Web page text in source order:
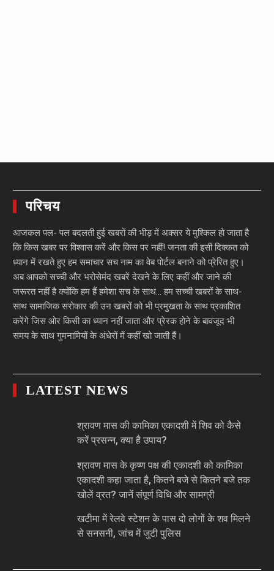
परिचय
आजकल पल- पल बदलती हुई खबरों की भीड़ में अक्सर ये मुश्किल हो जाता है
कि किस खबर पर विश्वास करें और किस पर नहीं! जनता की इसी दिक्कत को
ध्यान में रखते हुए हम समाचार सच नाम का वेब पोर्टल बनाने को प्रेरित हुए।
अब आपको सच्ची और भरोसेमंद खबरें देखने के लिए कहीं और जाने की
जरूरत नहीं है क्योंकि हम हैं हमेशा सच के साथ… हम सच्ची खबरों के साथ-
साथ सामाजिक सरोकार की उन खबरों को भी प्रमुखता के साथ प्रकाशित
करेंगे जिस ओर किसी का ध्यान नहीं जाता और प्रेरक होने के बावजूद भी
समय के साथ गुमनामियों के अंधेरों में कहीं खो जाती हैं।
LATEST NEWS
श्रावण मास की कामिका एकादशी में शिव को कैसे
करें प्रसन्न, क्या है उपाय?
श्रावण मास के कृष्ण पक्ष की एकादशी को कामिका
एकादशी कहा जाता है, कितने बजे से कितने बजे तक
खोलें व्रत? जानें संपूर्ण विधि और सामग्री
खटीमा में रेलवे स्टेशन के पास दो लोगों के शव मिलने
से सनसनी, जांच में जुटी पुलिस